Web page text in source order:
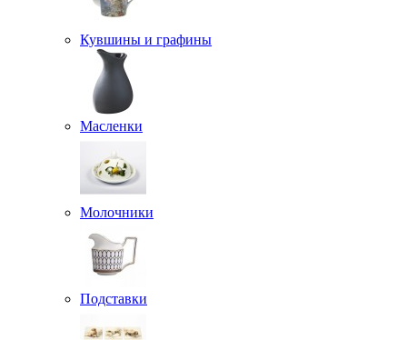
Кувшины и графины
Масленки
Молочники
Подставки